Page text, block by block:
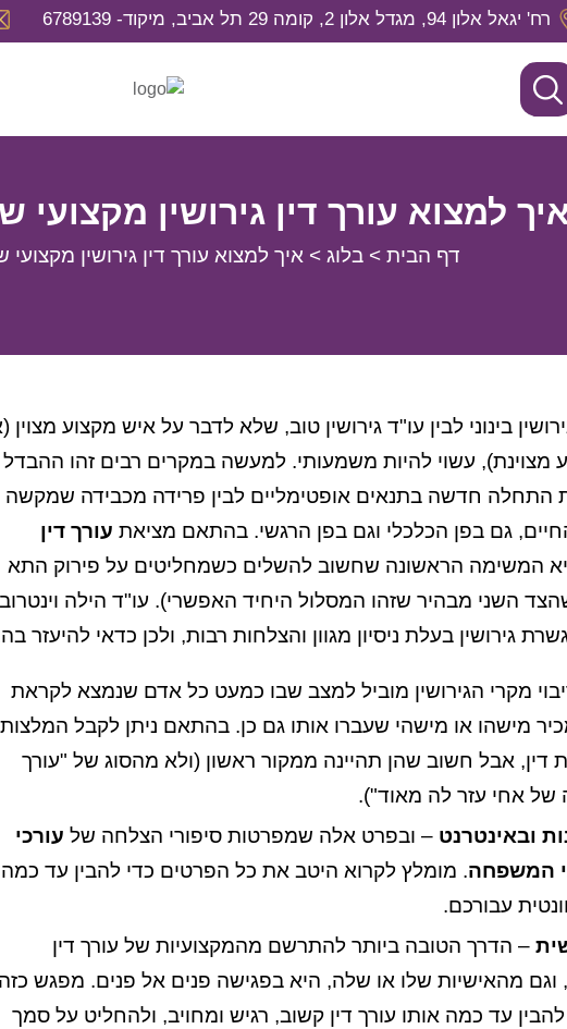
רח' יגאל אלון 94, מגדל אלון 2, קומה 29 תל אביב, מיקוד- 6789139
למצוא עורך דין גירושין
דף הבית > בלוג > איך למצוא עורך דין גירושין
בינוני לבין עו"ד גירושין טוב, שלא לדבר על איש מקצוע מצוין
מצוינת), עשוי להיות משמעותי. למעשה במקרים רבים זהו ההבדל
חדשה בתנאים אופטימליים לבין פרידה מכבידה שמקשה
גם בפן הכלכלי וגם בפן הרגשי. בהתאם מציאת עורך דין
המשימה הראשונה שחשוב להשלים כשמחליטים על פירוק התא
השני מבהיר שזהו המסלול היחיד האפשרי). עו"ד הילה
גירושין בעלת ניסיון מגוון והצלחות רבות, ולכן כדאי להיעזר
מקרי הגירושין מוביל למצב שבו כמעט כל אדם שנמצא לקראת
מישהו או מישהי שעברו אותו גם כן. בהתאם ניתן לקבל המלצות
דין, אבל חשוב שהן תהיינה ממקור ראשון (ולא מהסוג של "עורך
של אחי עזר לה מאוד").
ובאינטרנט – ובפרט אלה שמפרטות סיפורי הצלחה של עורכי
המשפחה. מומלץ לקרוא היטב את כל הפרטים כדי להבין עד כמה
עבורכם.
– הדרך הטובה ביותר להתרשם מהמקצועיות של עורך דין
וגם מהאישיות שלו או שלה, היא בפגישה פנים אל פנים. מפגש כזה
עד כמה אותו עורך דין קשוב, רגיש ומחויב, ולהחליט על סמך